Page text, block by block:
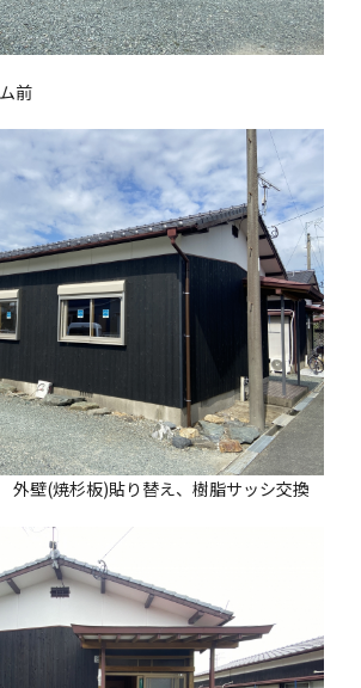
前
壁(焼杉板)貼り替え、樹脂サッシ交換